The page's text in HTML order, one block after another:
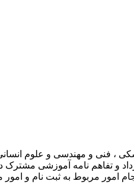
، فنی و مهندسی و علوم
و تفاهم نامه آموزشی مشترک
امور مربوط به ثبت نام و